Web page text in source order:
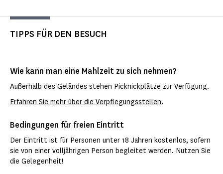
TIPPS FÜR DEN BESUCH
Wie kann man eine Mahlzeit zu sich nehmen?
Außerhalb des Geländes stehen Picknickplätze zur Verfügung.
Erfahren Sie mehr über die Verpflegungsstellen.
Bedingungen für freien Eintritt
Der Eintritt ist für Personen unter 18 Jahren kostenlos, sofern
sie von einer volljährigen Person begleitet werden. Nutzen Sie
die Gelegenheit!